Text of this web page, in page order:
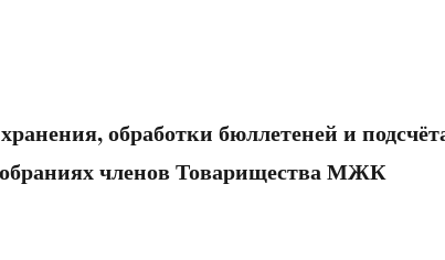
обработки бюллетеней и
членов Товарищества МЖК